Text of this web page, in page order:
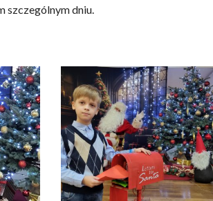
szczególnym dniu.